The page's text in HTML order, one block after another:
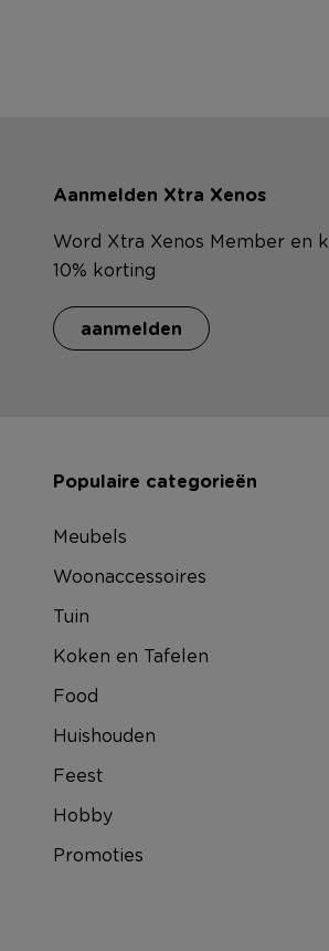
Aanmelden Xtra Xenos
Word Xtra Xenos Member en
10% korting
aanmelden
Populaire categorieën
Meubels
Woonaccessoires
Tuin
Koken en Tafelen
Food
Huishouden
Feest
Hobby
Promoties